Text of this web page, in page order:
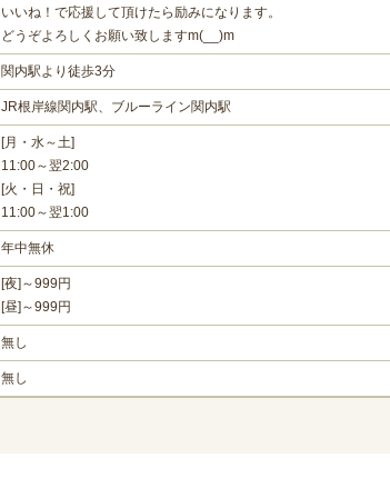
いいね！で応援して頂けたら励みになります。
どうぞよろしくお願い致しますm(__)m
関内駅より徒歩3分
JR根岸線関内駅、ブルーライン関内駅
[月・水～土]
11:00～翌2:00
[火・日・祝]
11:00～翌1:00
年中無休
[夜]～999円
[昼]～999円
無し
無し